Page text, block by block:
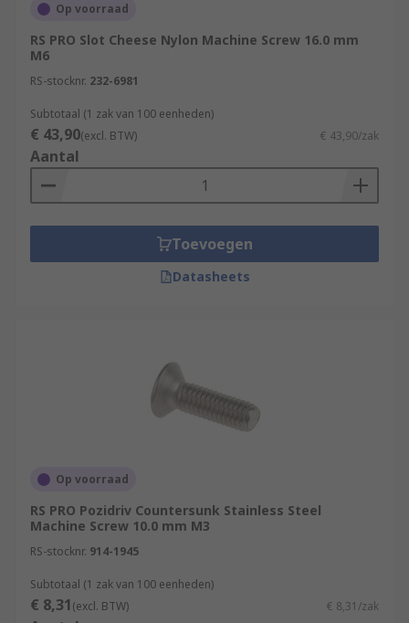
Op voorraad
RS PRO Slot Cheese Nylon Machine Screw 16.0 mm
M6
RS-stocknr. 232-6981
Subtotaal (1 zak van 100 eenheden)
€ 43,90(excl. BTW) € 43,90/zak
Aantal
Toevoegen
Datasheets
Op voorraad
RS PRO Pozidriv Countersunk Stainless Steel
Machine Screw 10.0 mm M3
RS-stocknr. 914-1945
Subtotaal (1 zak van 100 eenheden)
€ 8,31(excl. BTW) € 8,31/zak